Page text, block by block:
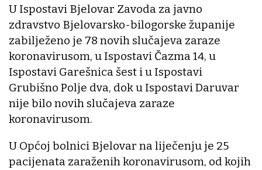
U Ispostavi Bjelovar Zavoda za javno
zdravstvo Bjelovarsko-bilogorske županije
zabilježeno je 78 novih slučajeva zaraze
koronavirusom, u Ispostavi Čazma 14, u
Ispostavi Garešnica šest i u Ispostavi
Grubišno Polje dva, dok u Ispostavi Daruvar
nije bilo novih slučajeva zaraze
koronavirusom.
U Općoj bolnici Bjelovar na liječenju je 25
pacijenata zaraženih koronavirusom, od kojih